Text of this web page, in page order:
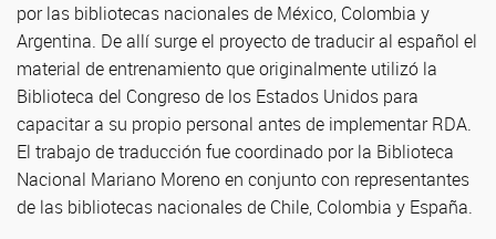
por las bibliotecas nacionales de México, Colombia y
Argentina. De allí surge el proyecto de traducir al español el
material de entrenamiento que originalmente utilizó la
Biblioteca del Congreso de los Estados Unidos para
capacitar a su propio personal antes de implementar RDA.
El trabajo de traducción fue coordinado por la Biblioteca
Nacional Mariano Moreno en conjunto con representantes
de las bibliotecas nacionales de Chile, Colombia y España.